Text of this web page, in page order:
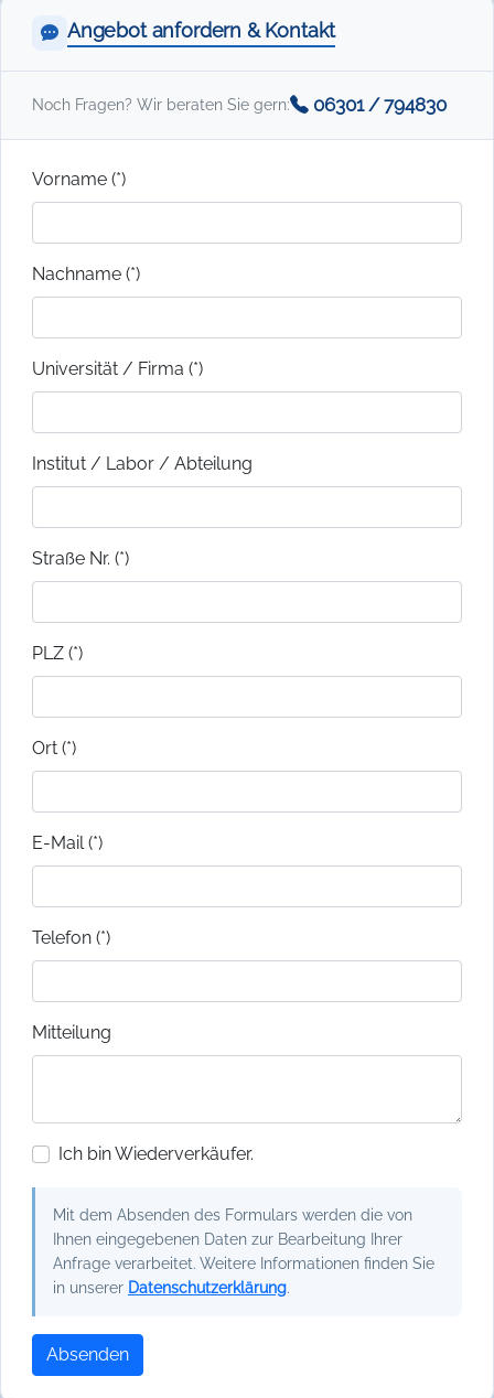
Angebot anfordern & Kontakt
Noch Fragen? Wir beraten Sie gern: 06301 / 794830
Vorname (*)
Nachname (*)
Universität / Firma (*)
Institut / Labor / Abteilung
Straße Nr. (*)
PLZ (*)
Ort (*)
E-Mail (*)
Telefon (*)
Mitteilung
Ich bin Wiederverkäufer.
Mit dem Absenden des Formulars werden die von
Ihnen eingegebenen Daten zur Bearbeitung Ihrer
Anfrage verarbeitet. Weitere Informationen finden Sie
in unserer Datenschutzerklärung.
Absenden